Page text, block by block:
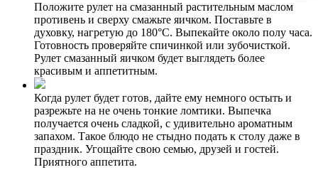
Положите рулет на смазанный растительным маслом
противень и сверху смажьте яичком. Поставьте в
духовку, нагретую до 180°С. Выпекайте около полу часа.
Готовность проверяйте спичинкой или зубочисткой.
Рулет смазанный яичком будет выглядеть более
красивым и аппетитным.
Когда рулет будет готов, дайте ему немного остыть и
разрежьте на не очень тонкие ломтики. Выпечка
получается очень сладкой, с удивительно ароматным
запахом. Такое блюдо не стыдно подать к столу даже в
праздник. Угощайте свою семью, друзей и гостей.
Приятного аппетита.